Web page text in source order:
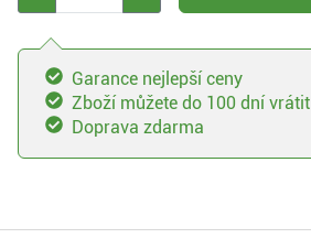
Garance nejlepší ceny
Zboží můžete do 100 dní vrátit
Doprava zdarma